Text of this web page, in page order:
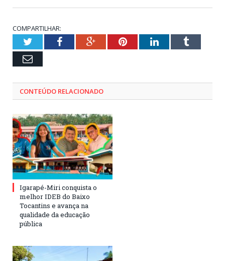
COMPARTILHAR:
TwitterFacebookGoogle+PinterestLinkedInTumblr
Email
CONTEÚDO RELACIONADO
Igarapé-Miri conquista o
melhor IDEB do Baixo
Tocantins e avança na
qualidade da educação
pública